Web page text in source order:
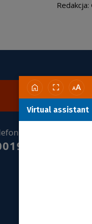
Redakcja:
Skontaktuj
Informacja
Virtual assistant